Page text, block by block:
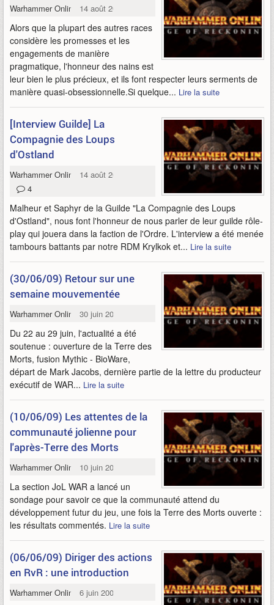
Warhammer Online 14 août 2009
Alors que la plupart des autres races
considère les promesses et les
engagements de manière
pragmatique, l'honneur des nains est
leur bien le plus précieux, et ils font respecter leurs serments de
manière quasi-obsessionnelle.Si quelque... Lire la suite
[Interview Guilde] La
Compagnie des Loups
d'Ostland
Warhammer Online
14 août 2009
4
Malheur et Saphyr de la Guilde "La Compagnie des Loups
d'Ostland", nous font l'honneur de nous parler de leur guilde rôle-
play qui jouera dans la faction de l'Ordre. L'interview a été menée
tambours battants par notre RDM Krylkok et... Lire la suite
(30/06/09) Retour sur une
semaine mouvementée
Warhammer Online 30 juin 2009
Du 22 au 29 juin, l'actualité a été
soutenue : ouverture de la Terre des
Morts, fusion Mythic - BioWare,
départ de Mark Jacobs, dernière partie de la lettre du producteur
exécutif de WAR... Lire la suite
(10/06/09) Les attentes de la
communauté jolienne pour
l'après-Terre des Morts
Warhammer Online 10 juin 2009
La section JoL WAR a lancé un
sondage pour savoir ce que la communauté attend du
développement futur du jeu, une fois la Terre des Morts ouverte :
les résultats commentés. Lire la suite
(06/06/09) Diriger des actions
en RvR : une introduction
Warhammer Online 6 juin 2009